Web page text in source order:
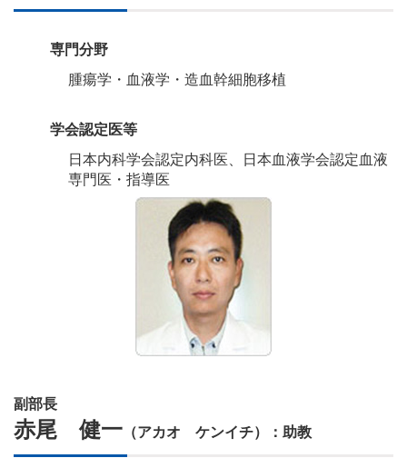
専門分野
腫瘍学・血液学・造血幹細胞移植
学会認定医等
日本内科学会認定内科医、日本血液学会認定血液
専門医・指導医
副部長
赤尾 健一 （アカオ ケンイチ）：助教